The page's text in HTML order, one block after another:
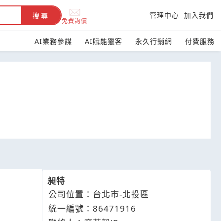
搜尋
免費詢價
管理中心 加入我們
AI業務參謀 AI賦能獵客 永久行銷網 付費服務
昶特
公司位置：台北市-北投區
統一編號：86471916